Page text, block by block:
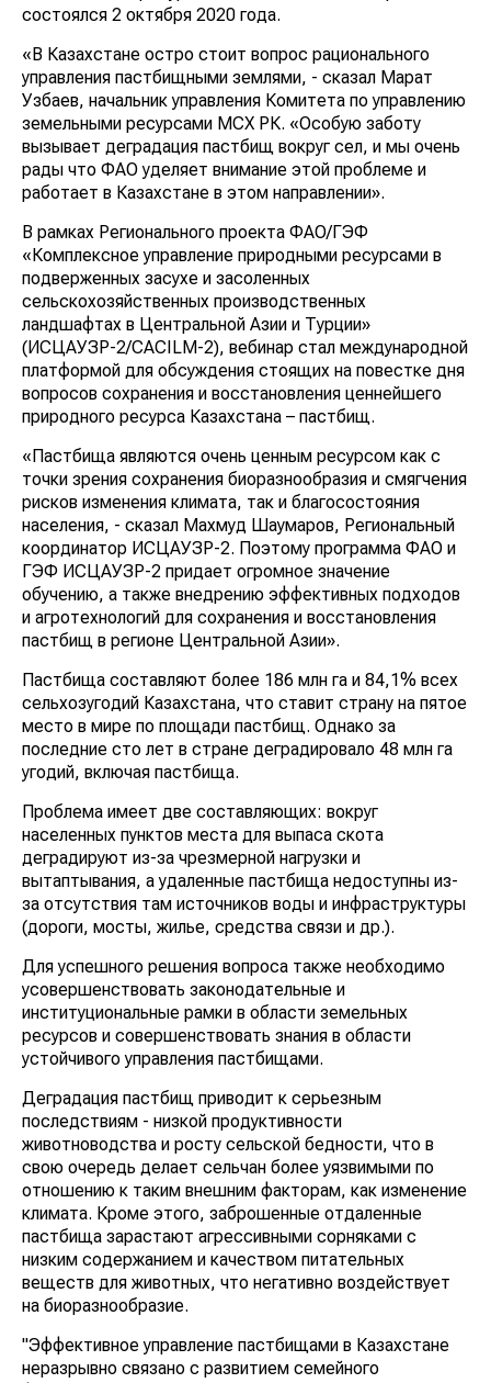
состоялся 2 октября 2020 года.
«В Казахстане остро стоит вопрос рационального
управления пастбищными землями, - сказал Марат
Узбаев, начальник управления Комитета по управлению
земельными ресурсами МСХ РК. «Особую заботу
вызывает деградация пастбищ вокруг сел, и мы очень
рады что ФАО уделяет внимание этой проблеме и
работает в Казахстане в этом направлении».
В рамках Регионального проекта ФАО/ГЭФ
«Комплексное управление природными ресурсами в
подверженных засухе и засоленных
сельскохозяйственных производственных
ландшафтах в Центральной Азии и Турции»
(ИСЦАУЗР-2/CACILM-2), вебинар стал международной
платформой для обсуждения стоящих на повестке дня
вопросов сохранения и восстановления ценнейшего
природного ресурса Казахстана – пастбищ.
«Пастбища являются очень ценным ресурсом как с
точки зрения сохранения биоразнообразия и смягчения
рисков изменения климата, так и благосостояния
населения, - сказал Махмуд Шаумаров, Региональный
координатор ИСЦАУЗР-2. Поэтому программа ФАО и
ГЭФ ИСЦАУЗР-2 придает огромное значение
обучению, а также внедрению эффективных подходов
и агротехнологий для сохранения и восстановления
пастбищ в регионе Центральной Азии».
Пастбища составляют более 186 млн га и 84,1% всех
сельхозугодий Казахстана, что ставит страну на пятое
место в мире по площади пастбищ. Однако за
последние сто лет в стране деградировало 48 млн га
угодий, включая пастбища.
Проблема имеет две составляющих: вокруг
населенных пунктов места для выпаса скота
деградируют из-за чрезмерной нагрузки и
вытаптывания, а удаленные пастбища недоступны из-
за отсутствия там источников воды и инфраструктуры
(дороги, мосты, жилье, средства связи и др.).
Для успешного решения вопроса также необходимо
усовершенствовать законодательные и
институциональные рамки в области земельных
ресурсов и совершенствовать знания в области
устойчивого управления пастбищами.
Деградация пастбищ приводит к серьезным
последствиям - низкой продуктивности
животноводства и росту сельской бедности, что в
свою очередь делает сельчан более уязвимыми по
отношению к таким внешним факторам, как изменение
климата. Кроме этого, заброшенные отдаленные
пастбища зарастают агрессивными сорняками с
низким содержанием и качеством питательных
веществ для животных, что негативно воздействует
на биоразнообразие.
"Эффективное управление пастбищами в Казахстане
неразрывно связано с развитием семейного